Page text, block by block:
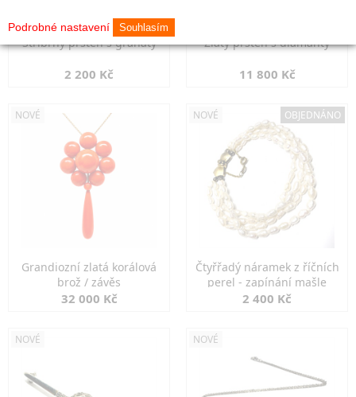
Stříbrný prsten s granáty
2 200 Kč
Zlatý prsten s diamanty
11 800 Kč
NOVÉ
Grandiozní zlatá korálová
brož / závěs
32 000 Kč
NOVÉ OBJEDNÁNO
Čtyřřadý náramek z říčních
perel - zapínání mašle
2 400 Kč
NOVÉ NOVÉ
Podrobné nastavení Souhlasím